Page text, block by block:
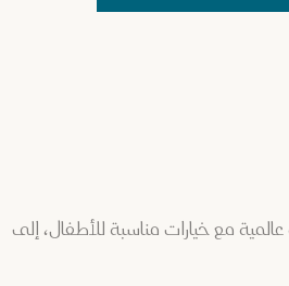
مع خيارات مناسبة للأطفال، إلى